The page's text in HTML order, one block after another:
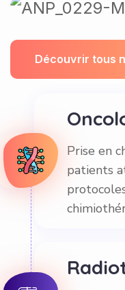
Découvrir tous n
Prise en
patients